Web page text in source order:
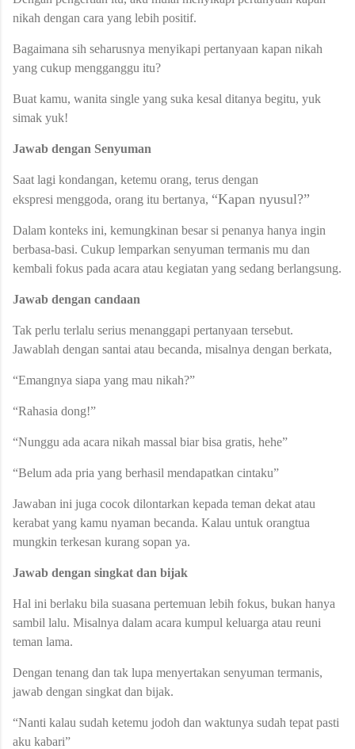
nikah dengan cara yang lebih positif.
Bagaimana sih seharusnya menyikapi pertanyaan kapan nikah
yang cukup mengganggu itu?
Buat kamu, wanita single yang suka kesal ditanya begitu, yuk
simak yuk!
Jawab dengan Senyuman
Saat lagi kondangan, ketemu orang, terus dengan
ekspresi menggoda, orang itu bertanya, “Kapan nyusul?”
Dalam konteks ini, kemungkinan besar si penanya hanya ingin
berbasa-basi. Cukup lemparkan senyuman termanis mu dan
kembali fokus pada acara atau kegiatan yang sedang berlangsung.
Jawab dengan candaan
Tak perlu terlalu serius menanggapi pertanyaan tersebut.
Jawablah dengan santai atau becanda, misalnya dengan berkata,
“Emangnya siapa yang mau nikah?”
“Rahasia dong!”
“Nunggu ada acara nikah massal biar bisa gratis, hehe”
“Belum ada pria yang berhasil mendapatkan cintaku”
Jawaban ini juga cocok dilontarkan kepada teman dekat atau
kerabat yang kamu nyaman becanda. Kalau untuk orangtua
mungkin terkesan kurang sopan ya.
Jawab dengan singkat dan bijak
Hal ini berlaku bila suasana pertemuan lebih fokus, bukan hanya
sambil lalu. Misalnya dalam acara kumpul keluarga atau reuni
teman lama.
Dengan tenang dan tak lupa menyertakan senyuman termanis,
jawab dengan singkat dan bijak.
“Nanti kalau sudah ketemu jodoh dan waktunya sudah tepat pasti
aku kabari”